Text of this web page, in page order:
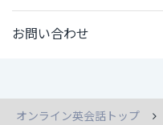
お問い合わせ
オンライン英会話トップ